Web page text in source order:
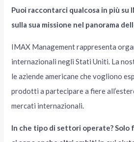
Puoi raccontarci qualcosa in più su
sulla sua missione nel panorama
IMAX Management rappresenta
internazionali negli Stati Uniti. La
le aziende americane che vogliono
prodotti a partecipare a fiere
mercati internazionali.
In che tipo di settori operate? Solo